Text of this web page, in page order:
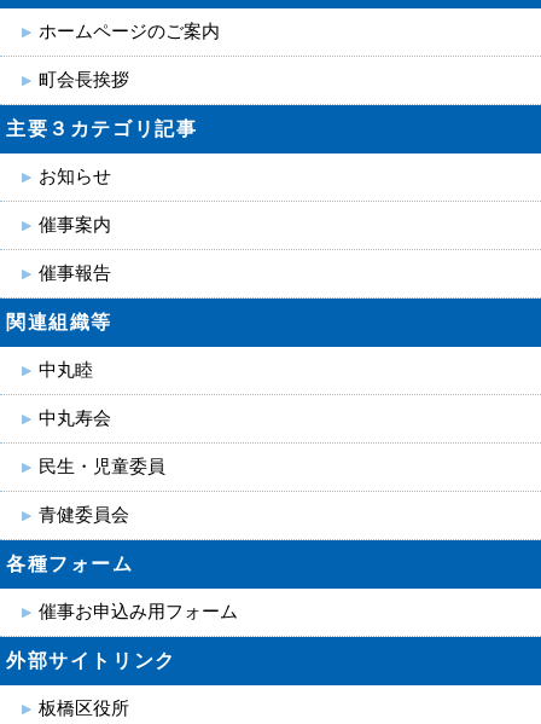
ホームページのご案内
町会長挨拶
主要３カテゴリ記事
お知らせ
催事案内
催事報告
関連組織等
中丸睦
中丸寿会
民生・児童委員
青健委員会
各種フォーム
催事お申込み用フォーム
外部サイトリンク
板橋区役所